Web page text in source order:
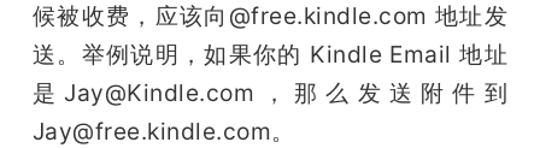
候被收费，应该向@free.kindle.com 地址发
送。举例说明，如果你的 Kindle Email 地址
是Jay@Kindle.com，那么发送附件到
Jay@free.kindle.com。